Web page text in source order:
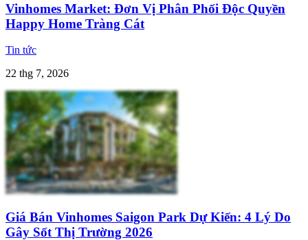
Vinhomes Market: Đơn Vị Phân Phối Độc Quyền
Happy Home Tràng Cát
Tin tức
22 thg 7, 2026
Giá Bán Vinhomes Saigon Park Dự Kiến: 4 Lý Do
Gây Sốt Thị Trường 2026